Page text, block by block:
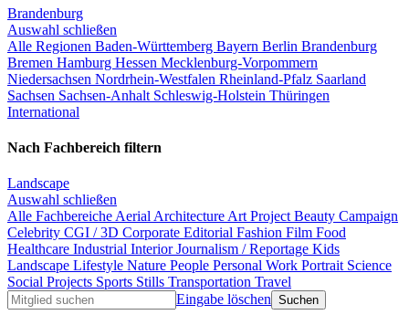
Brandenburg
Auswahl schließen
Alle Regionen Baden-Württemberg Bayern Berlin Brandenburg
Bremen Hamburg Hessen Mecklenburg-Vorpommern
Niedersachsen Nordrhein-Westfalen Rheinland-Pfalz Saarland
Sachsen Sachsen-Anhalt Schleswig-Holstein Thüringen
International
Nach Fachbereich filtern
Landscape
Auswahl schließen
Alle Fachbereiche Aerial Architecture Art Project Beauty Campaign
Celebrity CGI / 3D Corporate Editorial Fashion Film Food
Healthcare Industrial InteriorJournalism / Reportage Kids
Landscape Lifestyle Nature People Personal Work Portrait Science
Social Projects Sports Stills Transportation Travel
Eingabe löschen